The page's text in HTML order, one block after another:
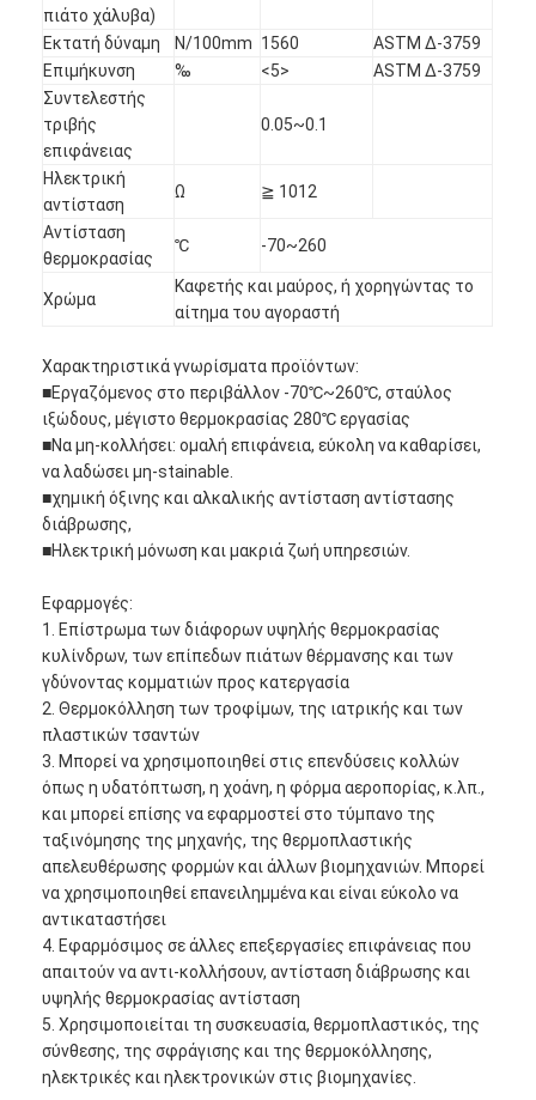
Σπίτι
Προϊόντα
Περίπου εμείς
Ποιοτικός έλεγχος
Μας ελάτε σε επαφή με
Συγκολλητική ταινία μόνωσης
Ταινία μόνωσης υφασμάτων γυαλιού
Ανθεκτική στη θερμότητα ταινία μόνωσης
Κολλητική ταινία υφασμάτων γυαλιού
Κολλητική ταινία ταινιών Polyimide
Κολλητική ταινία φύλλων αλουμινίου αργιλίου
πιάτο χάλυβα)
Εκτατή δύναμη N/100mm 1560
ASTM Δ-3759
Επιμήκυνση
‰ <5>
ASTM Δ-3759
Συντελεστής
τριβής
επιφάνειας
0.05~0.1
Ηλεκτρική
αντίσταση
Ω ≧ 1012
Αντίσταση
θερμοκρασίας
℃ -70~260
Χρώμα
Καφετής και μαύρος, ή χορηγώντας το
αίτημα του αγοραστή
Χαρακτηριστικά γνωρίσματα προϊόντων:
■Εργαζόμενος στο περιβάλλον -70℃~260℃, σταύλος
ιξώδους, μέγιστο θερμοκρασίας 280℃ εργασίας
■Να μη-κολλήσει: ομαλή επιφάνεια, εύκολη να καθαρίσει,
να λαδώσει μη-stainable.
■χημική όξινης και αλκαλικής αντίσταση αντίστασης
διάβρωσης,
■Ηλεκτρική μόνωση και μακριά ζωή υπηρεσιών.
Εφαρμογές:
1. Επίστρωμα των διάφορων υψηλής θερμοκρασίας
κυλίνδρων, των επίπεδων πιάτων θέρμανσης και των
γδύνοντας κομματιών προς κατεργασία
2. Θερμοκόλληση των τροφίμων, της ιατρικής και των
πλαστικών τσαντών
3. Μπορεί να χρησιμοποιηθεί στις επενδύσεις κολλών
όπως η υδατόπτωση, η χοάνη, η φόρμα αεροπορίας, κ.λπ.,
και μπορεί επίσης να εφαρμοστεί στο τύμπανο της
ταξινόμησης της μηχανής, της θερμοπλαστικής
απελευθέρωσης φορμών και άλλων βιομηχανιών. Μπορεί
να χρησιμοποιηθεί επανειλημμένα και είναι εύκολο να
αντικαταστήσει
4. Εφαρμόσιμος σε άλλες επεξεργασίες επιφάνειας που
απαιτούν να αντι-κολλήσουν, αντίσταση διάβρωσης και
υψηλής θερμοκρασίας αντίσταση
5. Χρησιμοποιείται τη συσκευασία, θερμοπλαστικός, της
σύνθεσης, της σφράγισης και της θερμοκόλλησης,
ηλεκτρικές και ηλεκτρονικών στις βιομηχανίες.